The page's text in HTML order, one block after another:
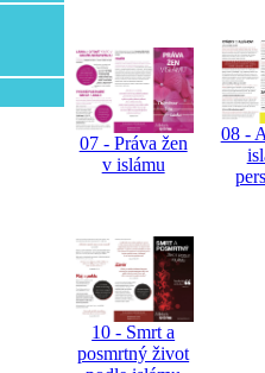
07 - Práva žen
v islámu
08 -
10 - Smrt a
posmrtný život